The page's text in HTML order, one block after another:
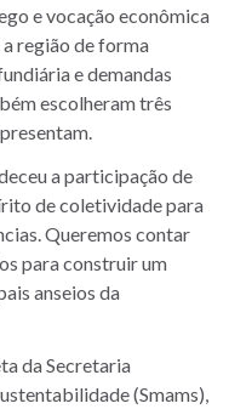
e vocação econômica
região de forma
e demandas
escolheram três
a participação de
de coletividade para
Queremos contar
para construir um
anseios da
da Secretaria
(Smams),